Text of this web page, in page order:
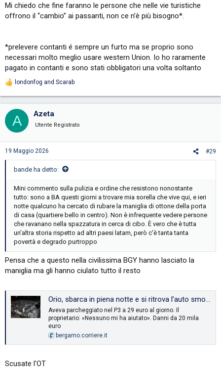
Mi chiedo che fine faranno le persone che nelle vie turistiche
offrono il “cambio” ai passanti, non ce n’è più bisogno*.
*prelevere contanti é sempre un furto ma se proprio sono
necessari molto meglio usare western Union. Io ho raramente
pagato in contanti e sono stati obbligatori una volta soltanto
R
t
i
n
s
londonfog and Scarab
A Azeta
Utente Registrato
19 Maggio 2026 #29
bande ha detto:
Mini commento sulla pulizia e ordine che resistono nonostante
tutto: sono a BA questi giorni a trovare mia sorella che vive qui, e ieri
notte qualcuno ha cercato di rubare la maniglia di ottone della porta
di casa (quartiere bello in centro). Non è infrequente vedere persone
che ravanano nella spazzatura in cerca di cibo. È vero che è tutta
un'altra storia rispetto ad altri paesi latam, però c'è tanta tanta
povertà e degrado purtroppo
Pensa che a questo nella civilissima BGY hanno lasciato la
maniglia ma gli hanno ciulato tutto il resto
Orio, sbarca in piena notte e si ritrova l’auto smontata nel parcheggio dell’aeroporto: «Bergamo non mi vedrà più»
Aveva parcheggiato nel P3 a 29 euro al giorno. Il
proprietario: «Nessuno mi ha aiutato». Danni da 20 mila
euro
bergamo.corriere.it
Scusate l'OT